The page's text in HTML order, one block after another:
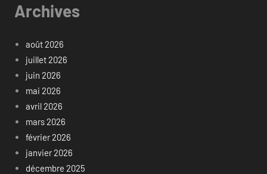
Archives
août 2026
juillet 2026
juin 2026
mai 2026
avril 2026
mars 2026
février 2026
janvier 2026
décembre 2025